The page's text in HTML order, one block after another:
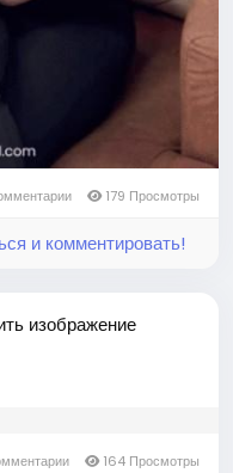
179 Просмотры
и комментировать!
изображение
164 Просмотры